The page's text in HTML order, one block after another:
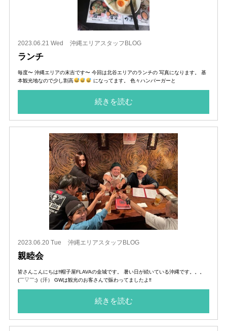
2023.06.21 Wed 沖縄エリアスタッフBLOG
ランチ
毎度〜 沖縄エリアの末吉です〜 今回は北谷エリアのランチの 写真になります。 基
本観光地なので少し割高
になってます。 色々ハンバーガーと
続きを読む
2023.06.20 Tue 沖縄エリアスタッフBLOG
親睦会
皆さんこんにちは‼︎帽子屋FLAVAの金城です。 暑い日が続いている沖縄です。。。
(￣▽￣;)（汗） GWは観光のお客さんで賑わってましたよ‼︎
続きを読む